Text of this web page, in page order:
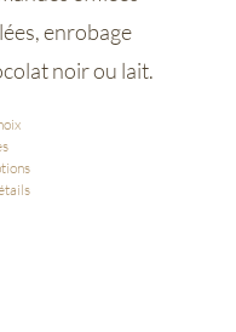
enrobage
noir ou lait.